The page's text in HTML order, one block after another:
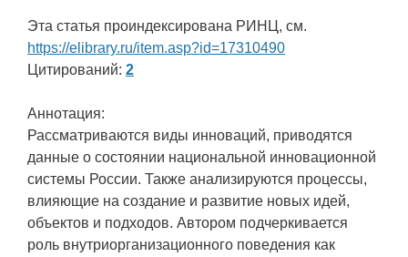
Эта статья проиндексирована РИНЦ, см.
https://elibrary.ru/item.asp?id=17310490
Цитирований: 2
Аннотация:
Рассматриваются виды инноваций, приводятся
данные о состоянии национальной инновационной
системы России. Также анализируются процессы,
влияющие на создание и развитие новых идей,
объектов и подходов. Автором подчеркивается
роль внутриорганизационного поведения как